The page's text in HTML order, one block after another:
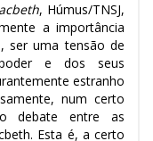
, Húmus/TNSJ,
a importância
ser uma tensão de
e dos seus
estranho
num certo
debate entre as
Esta é, a certo